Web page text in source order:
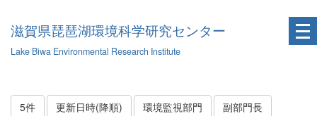
滋賀県琵琶湖環境科学研究センター
Lake Biwa Environmental Research Institute
5件 更新日時(降順) 環境監視部門 副部門長